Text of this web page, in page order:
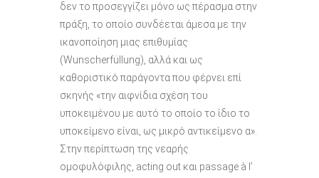
δεν το προσεγγίζει μόνο ως πέρασμα στην
πράξη, το οποίο συνδέεται άμεσα με την
ικανοποίηση μιας επιθυμίας
(Wunscherfüllung), αλλά και ως
καθοριστικό παράγοντα που φέρνει επί
σκηνής «την αιφνίδια σχέση του
υποκειμένου με αυτό το οποίο το ίδιο το
υποκείμενο είναι, ως μικρό αντικείμενο α».
Στην περίπτωση της νεαρής
ομοφυλόφιλης, acting out και passage à l’